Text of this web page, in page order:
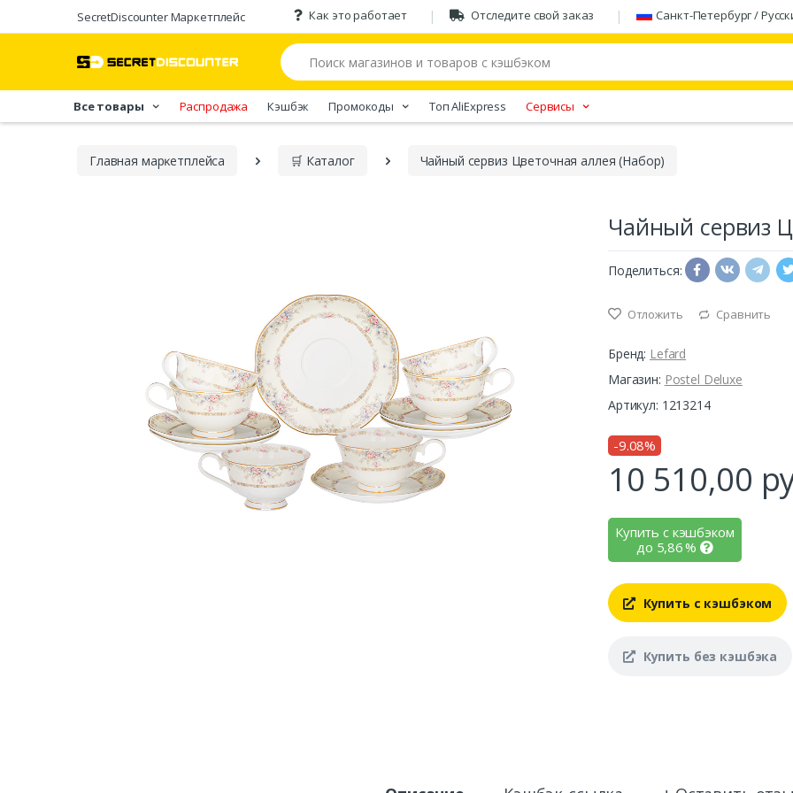
SecretDiscounter Маркетплейс Как это работает Отследите свой заказ Санкт-Петербург /
Все товары Распродажа Кэшбэк Промокоды Tоп AliExpress Сервисы
Главная марĸетплейса 🛒 Каталог Чайный сервиз Цветочная аллея (Набор)
Чайный сервиз
Поделиться:
Отложить Сравнить
Бренд: Lefard
Магазин: Postel Deluxe
Артикул: 1213214
-9.08%
10 510,00
Купить с кэшбэком
до 5,86%
Купить с кэшбэком
Купить без кэшбэка